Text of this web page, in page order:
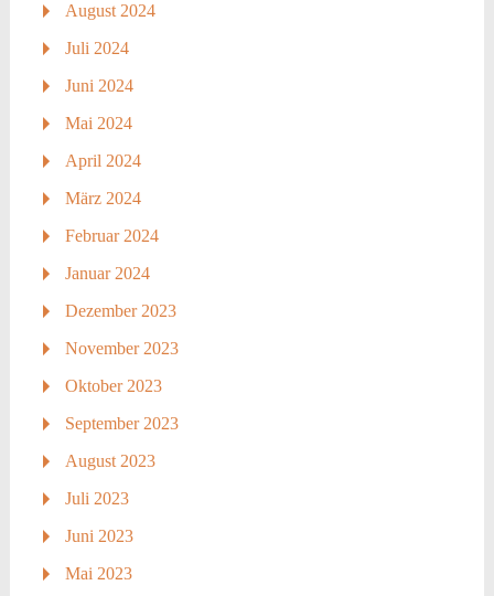
August 2024
Juli 2024
Juni 2024
Mai 2024
April 2024
März 2024
Februar 2024
Januar 2024
Dezember 2023
November 2023
Oktober 2023
September 2023
August 2023
Juli 2023
Juni 2023
Mai 2023